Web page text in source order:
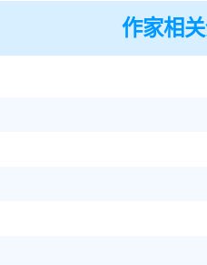
作家相